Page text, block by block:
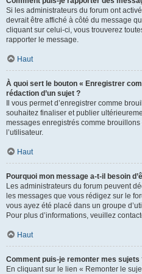
Si les administrateurs du forum ont
devrait être affiché à côté du message
cliquant sur celui-ci, vous trouverez
rapporter le message.
Haut
À quoi sert le bouton « Enregistrer
rédaction d’un sujet ?
Il vous permet d’enregistrer comme
souhaitez finaliser et publier
messages enregistrés comme
l’utilisateur.
Haut
Pourquoi mon message a-t-il besoin
Les administrateurs du forum peuvent
les messages que vous rédigez sur le
vous ayez été placé dans un groupe
Pour plus d’informations, veuillez
Haut
Comment puis-je remonter mes sujets
En cliquant sur le lien « Remonter le